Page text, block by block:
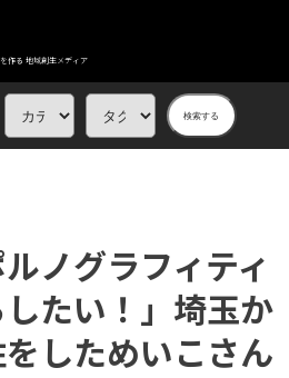
作る 地域創生メディア
検索する
ルノグラフィティ
たい！」埼玉か
しためいこさん